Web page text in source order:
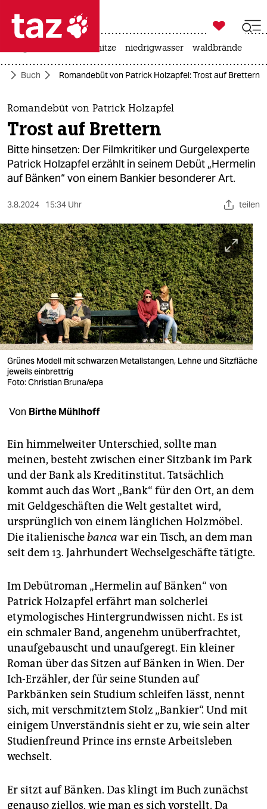
 taz zahl ich
taz zahl ich
themen
politik
öko
sport
berlin
nord
wahrheit
verlag
verlag
shop
fragen & hilfe
unterstützen
abo
genossenschaft
epaper login

taz zahl ich
hitze niedrigwasser waldbrände
Buch Romandebüt von Patrick Holzapfel: Trost auf Brettern
Romandebüt von Patrick Holzapfel
Trost auf Brettern
Bitte hinsetzen: Der Filmkritiker und Gurgelexperte
Patrick Holzapfel erzählt in seinem Debüt „Hermelin
auf Bänken“ von einem Bankier besonderer Art.
3.8.2024 15:34 Uhr teilen
Grünes Modell mit schwarzen Metallstangen, Lehne und Sitzfläche
jeweils einbrettrig
Foto: Christian Bruna/epa
Von Birthe Mühlhoff
Ein himmelweiter Unterschied, sollte man
meinen, besteht zwischen einer Sitzbank im Park
und der Bank als Kreditinstitut. Tatsächlich
kommt auch das Wort „Bank“ für den Ort, an dem
mit Geldgeschäften die Welt gestaltet wird,
ursprünglich von einem länglichen Holzmöbel.
Die italienischebanca war ein Tisch, an dem man
seit dem 13. Jahrhundert Wechselgeschäfte tätigte.
Im Debütroman „Hermelin auf Bänken“ von
Patrick Holzapfel erfährt man solcherlei
etymologisches Hintergrundwissen nicht. Es ist
ein schmaler Band, angenehm unüberfrachtet,
unaufgebauscht und unaufgeregt. Ein kleiner
Roman über das Sitzen auf Bänken in Wien. Der
Ich-Erzähler, der für seine Stunden auf
Parkbänken sein Studium schleifen lässt, nennt
sich, mit verschmitztem Stolz „Bankier“. Und mit
einigem Unverständnis sieht er zu, wie sein alter
Studienfreund Prince ins ernste Arbeitsleben
wechselt.
Er sitzt auf Bänken. Das klingt im Buch zunächst
genauso ziellos, wie man es sich vorstellt. Da